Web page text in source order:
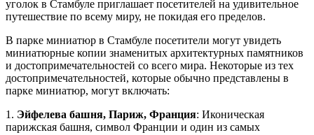
уголок в Стамбуле приглашает посетителей на удивительное
путешествие по всему миру, не покидая его пределов.
В парке миниатюр в Стамбуле посетители могут увидеть
миниатюрные копии знаменитых архитектурных памятников
и достопримечательностей со всего мира. Некоторые из тех
достопримечательностей, которые обычно представлены в
парке миниатюр, могут включать:
1. Эйфелева башня, Париж, Франция: Иконическая
парижская башня, символ Франции и один из самых